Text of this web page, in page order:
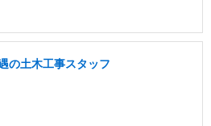
の土木工事スタッフ